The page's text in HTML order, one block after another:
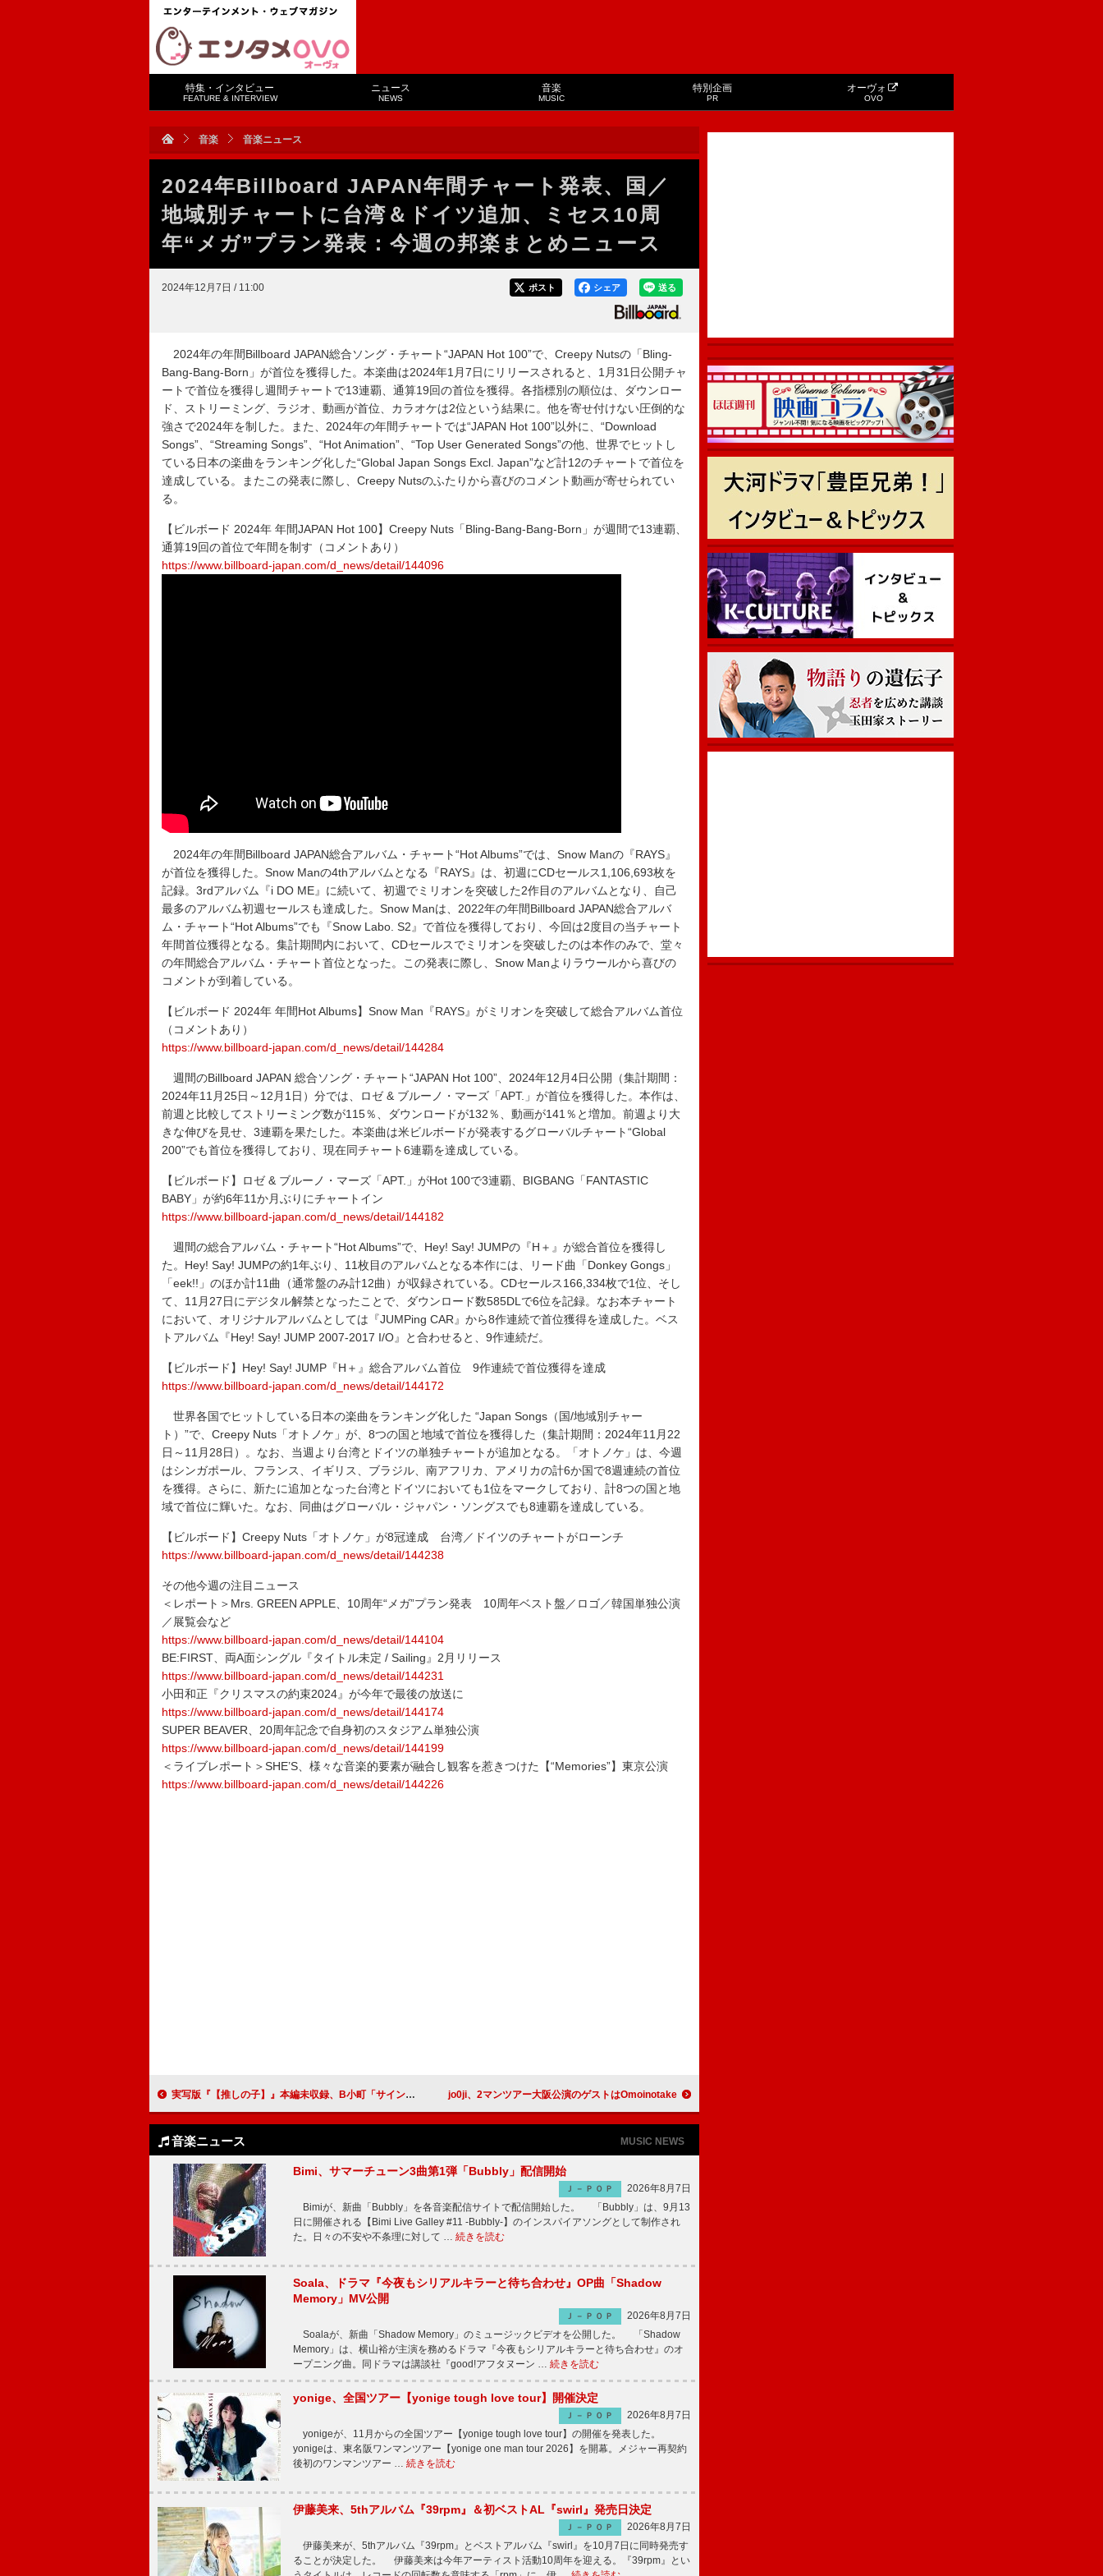
特集・インタビュー
FEATURE & INTERVIEW
ニュース
NEWS
音楽
MUSIC
特別企画
PR
オーヴォ
OVO
音楽 音楽ニュース
2024年Billboard JAPAN年間チャート発表、国／
地域別チャートに台湾＆ドイツ追加、ミセス10周
年“メガ”プラン発表：今週の邦楽まとめニュース
2024年12月7日 / 11:00 送る
シェア
ポスト
2024年の年間Billboard JAPAN総合ソング・チャート“JAPAN Hot 100”で、Creepy Nutsの「Bling-
Bang-Bang-Born」が首位を獲得した。本楽曲は2024年1月7日にリリースされると、1月31日公開チャ
ートで首位を獲得し週間チャートで13連覇、通算19回の首位を獲得。各指標別の順位は、ダウンロー
ド、ストリーミング、ラジオ、動画が首位、カラオケは2位という結果に。他を寄せ付けない圧倒的な
強さで2024年を制した。また、2024年の年間チャートでは“JAPAN Hot 100”以外に、“Download
Songs”、“Streaming Songs”、“Hot Animation”、“Top User Generated Songs”の他、世界でヒットし
ている日本の楽曲をランキング化した“Global Japan Songs Excl. Japan”など計12のチャートで首位を
達成している。またこの発表に際し、Creepy Nutsのふたりから喜びのコメント動画が寄せられてい
る。
【ビルボード 2024年 年間JAPAN Hot 100】Creepy Nuts「Bling-Bang-Bang-Born」が週間で13連覇、
通算19回の首位で年間を制す（コメントあり）
https://www.billboard-japan.com/d_news/detail/144096
2024年の年間Billboard JAPAN総合アルバム・チャート“Hot Albums”では、Snow Manの『RAYS』
が首位を獲得した。Snow Manの4thアルバムとなる『RAYS』は、初週にCDセールス1,106,693枚を
記録。3rdアルバム『i DO ME』に続いて、初週でミリオンを突破した2作目のアルバムとなり、自己
最多のアルバム初週セールスも達成した。Snow Manは、2022年の年間Billboard JAPAN総合アルバ
ム・チャート“Hot Albums”でも『Snow Labo. S2』で首位を獲得しており、今回は2度目の当チャート
年間首位獲得となる。集計期間内において、CDセールスでミリオンを突破したのは本作のみで、堂々
の年間総合アルバム・チャート首位となった。この発表に際し、Snow Manよりラウールから喜びの
コメントが到着している。
【ビルボード 2024年 年間Hot Albums】Snow Man『RAYS』がミリオンを突破して総合アルバム首位
（コメントあり）
https://www.billboard-japan.com/d_news/detail/144284
週間のBillboard JAPAN 総合ソング・チャート“JAPAN Hot 100”、2024年12月4日公開（集計期間：
2024年11月25日～12月1日）分では、ロゼ & ブルーノ・マーズ「APT.」が首位を獲得した。本作は、
前週と比較してストリーミング数が115％、ダウンロードが132％、動画が141％と増加。前週より大
きな伸びを見せ、3連覇を果たした。本楽曲は米ビルボードが発表するグローバルチャート“Global
200”でも首位を獲得しており、現在同チャート6連覇を達成している。
【ビルボード】ロゼ & ブルーノ・マーズ「APT.」がHot 100で3連覇、BIGBANG「FANTASTIC
BABY」が約6年11か月ぶりにチャートイン
https://www.billboard-japan.com/d_news/detail/144182
週間の総合アルバム・チャート“Hot Albums”で、Hey! Say! JUMPの『H＋』が総合首位を獲得し
た。Hey! Say! JUMPの約1年ぶり、11枚目のアルバムとなる本作には、リード曲「Donkey Gongs」
「eek!!」のほか計11曲（通常盤のみ計12曲）が収録されている。CDセールス166,334枚で1位、そし
て、11月27日にデジタル解禁となったことで、ダウンロード数585DLで6位を記録。なお本チャート
において、オリジナルアルバムとしては『JUMPing CAR』から8作連続で首位獲得を達成した。ベス
トアルバム『Hey! Say! JUMP 2007-2017 I/O』と合わせると、9作連続だ。
【ビルボード】Hey! Say! JUMP『H＋』総合アルバム首位 9作連続で首位獲得を達成
https://www.billboard-japan.com/d_news/detail/144172
世界各国でヒットしている日本の楽曲をランキング化した “Japan Songs（国/地域別チャー
ト）”で、Creepy Nuts「オトノケ」が、8つの国と地域で首位を獲得した（集計期間：2024年11月22
日～11月28日）。なお、当週より台湾とドイツの単独チャートが追加となる。「オトノケ」は、今週
はシンガポール、フランス、イギリス、ブラジル、南アフリカ、アメリカの計6か国で8週連続の首位
を獲得。さらに、新たに追加となった台湾とドイツにおいても1位をマークしており、計8つの国と地
域で首位に輝いた。なお、同曲はグローバル・ジャパン・ソングスでも8連覇を達成している。
【ビルボード】Creepy Nuts「オトノケ」が8冠達成 台湾／ドイツのチャートがローンチ
https://www.billboard-japan.com/d_news/detail/144238
その他今週の注目ニュース
＜レポート＞Mrs. GREEN APPLE、10周年“メガ”プラン発表 10周年ベスト盤／ロゴ／韓国単独公演
／展覧会など
https://www.billboard-japan.com/d_news/detail/144104
BE:FIRST、両A面シングル『タイトル未定 / Sailing』2月リリース
https://www.billboard-japan.com/d_news/detail/144231
小田和正『クリスマスの約束2024』が今年で最後の放送に
https://www.billboard-japan.com/d_news/detail/144174
SUPER BEAVER、20周年記念で自身初のスタジアム単独公演
https://www.billboard-japan.com/d_news/detail/144199
＜ライブレポート＞SHE’S、様々な音楽的要素が融合し観客を惹きつけた【“Memories”】東京公演
https://www.billboard-japan.com/d_news/detail/144226
実写版『【推しの子】』本編未収録、B小町「サインはB」ライブパフォーマンス映像公開 jo0ji、2マンツアー大阪公演のゲストはOmoinotake
音楽ニュース MUSIC NEWS
Bimi、サマーチューン3曲第1弾「Bubbly」配信開始
Ｊ－ＰＯＰ
2026年8月7日
Bimiが、新曲「Bubbly」を各音楽配信サイトで配信開始した。 「Bubbly」は、9月13
日に開催される【Bimi Live Galley #11 -Bubbly-】のインスパイアソングとして制作され
た。日々の不安や不条理に対して … 続きを読む
Soala、ドラマ『今夜もシリアルキラーと待ち合わせ』OP曲「Shadow
Memory」MV公開
Ｊ－ＰＯＰ
2026年8月7日
Soalaが、新曲「Shadow Memory」のミュージックビデオを公開した。 「Shadow
Memory」は、横山裕が主演を務めるドラマ『今夜もシリアルキラーと待ち合わせ』のオ
ープニング曲。同ドラマは講談社『good!アフタヌーン … 続きを読む
yonige、全国ツアー【yonige tough love tour】開催決定
Ｊ－ＰＯＰ
2026年8月7日
yonigeが、11月からの全国ツアー【yonige tough love tour】の開催を発表した。
yonigeは、東名阪ワンマンツアー【yonige one man tour 2026】を開幕。メジャー再契約
後初のワンマンツアー … 続きを読む
伊藤美来、5thアルバム『39rpm』＆初ベストAL『swirl』発売日決定
Ｊ－ＰＯＰ
2026年8月7日
伊藤美来が、5thアルバム『39rpm』とベストアルバム『swirl』を10月7日に同時発売す
ることが決定した。 伊藤美来は今年アーティスト活動10周年を迎える。『39rpm』とい